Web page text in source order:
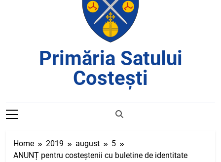
Primăria Satului
Costești
Home 2019 august
5
ANUNȚ pentru costeștenii cu buletine de identitate